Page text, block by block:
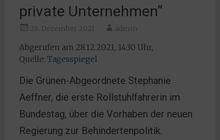
private Unternehmen“
28. Dezember 2021 admin
Abgerufen am 28.12.2021, 14:30 Uhr,
Quelle: Tagesspiegel
Die Grünen-Abgeordnete Stephanie
Aeffner, die erste Rollstuhlfahrerin im
Bundestag, über die Vorhaben der neuen
Regierung zur Behindertenpolitik.